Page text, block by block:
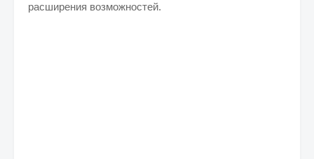
расширения возможностей.